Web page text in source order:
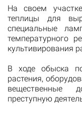
На своем
теплицы для
специальные
температурного
культивирования
В ходе обыска
растения,
вещественные
преступную